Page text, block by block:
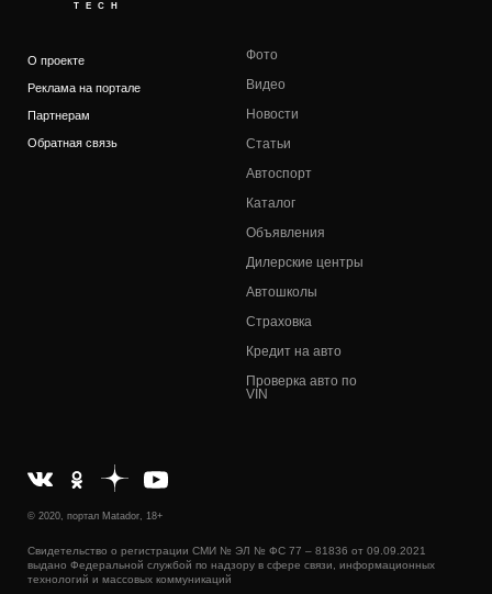
TECH
О проекте
Реклама на портале
Партнерам
Обратная связь
Фото
Видео
Новости
Статьи
Автоспорт
Каталог
Объявления
Дилерские центры
Автошколы
Страховка
Кредит на авто
Проверка авто по
VIN
© 2020, портал Matador, 18+
Свидетельство о регистрации СМИ № ЭЛ № ФС 77 – 81836 от 09.09.2021
выдано Федеральной службой по надзору в сфере связи, информационных
технологий и массовых коммуникаций